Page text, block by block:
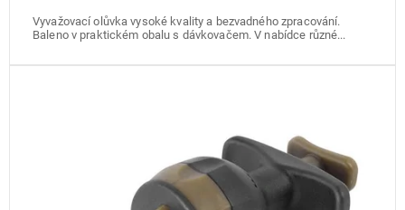
Vyvažovací olůvka vysoké kvality a bezvadného zpracování.
Baleno v praktickém obalu s dávkovačem. V nabídce různé...